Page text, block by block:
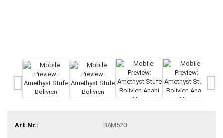
Art.Nr.: BAM520